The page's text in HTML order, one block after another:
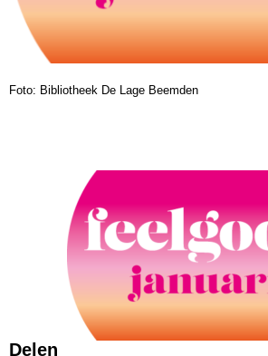
Foto: Bibliotheek De Lage Beemden
Delen